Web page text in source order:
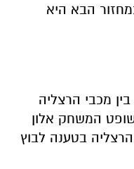
נקודות. במחזור הבא היא
מכבי הרצליה
המשחק אלון
בטענה לבוץ